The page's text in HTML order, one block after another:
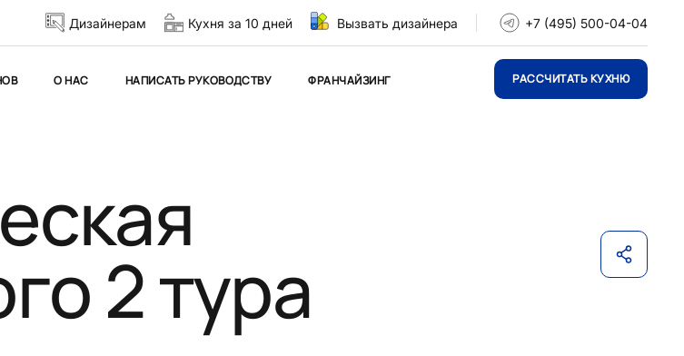
Дизайнерам Кухня за 10 дней Вызвать дизайнера +7 (495) 500-04-04
О НАС НАПИСАТЬ РУКОВОДСТВУ ФРАНЧАЙЗИНГ РАССЧИТАТЬ КУХНЮ
2 тура